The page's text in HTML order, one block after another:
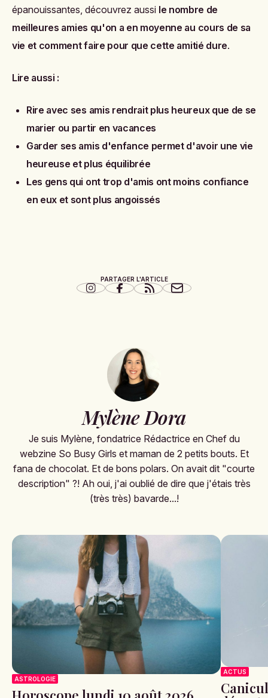
épanouissantes, découvrez aussi le nombre de
meilleures amies qu'on a en moyenne au cours de sa
vie et comment faire pour que cette amitié dure.
Lire aussi :
Rire avec ses amis rendrait plus heureux que de se
marier ou partir en vacances
Garder ses amis d'enfance permet d'avoir une vie
heureuse et plus équilibrée
Les gens qui ont trop d'amis ont moins confiance
en eux et sont plus angoissés
PARTAGER L'ARTICLE
Mylène Dora
Je suis Mylène, fondatrice Rédactrice en Chef du
webzine So Busy Girls et maman de 2 petits bouts. Et
fana de chocolat. Et de bons polars. On avait dit "courte
description" ?! Ah oui, j'ai oublié de dire que j'étais très
(très très) bavarde...!
ASTROLOGIE
ACTUS